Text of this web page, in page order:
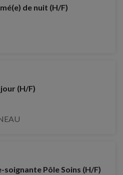
de nuit (H/F)
(H/F)
Pôle Soins (H/F)